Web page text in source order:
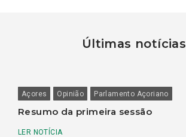
Últimas notícias
Açores Opinião Parlamento Açoriano
Resumo da primeira sessão
LER NOTÍCIA